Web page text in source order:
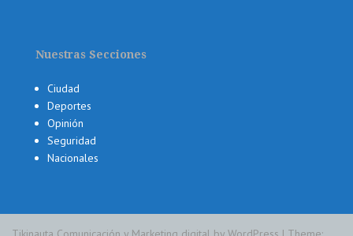
Nuestras Secciones
Ciudad
Deportes
Opinión
Seguridad
Nacionales